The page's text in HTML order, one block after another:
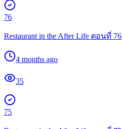
76
Restaurant in the After Life ตอนที่ 76
4 months ago
35
75